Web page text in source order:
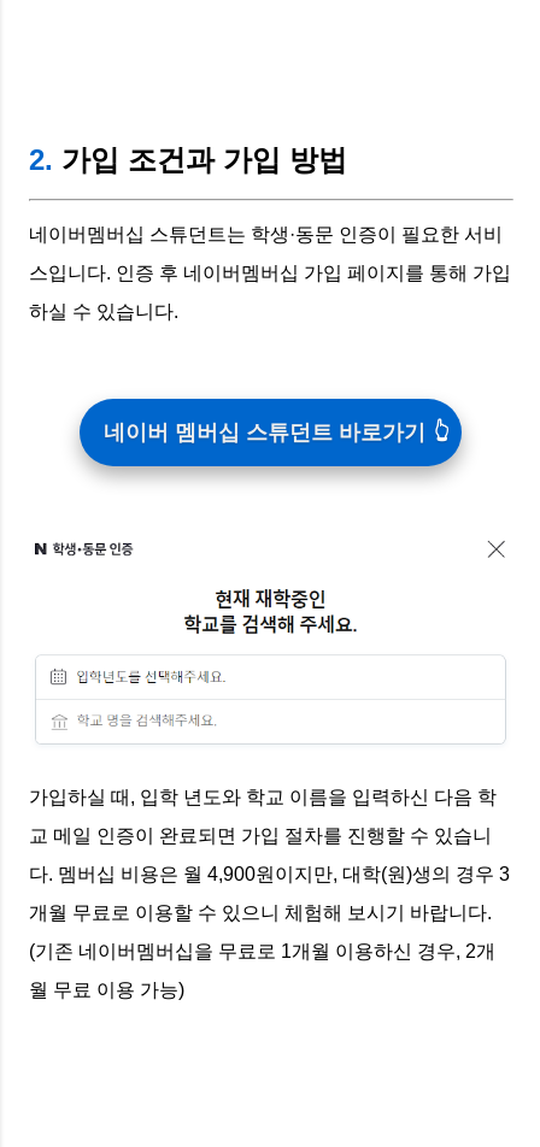
2. 가입 조건과 가입 방법
네이버멤버십 스튜던트는 학생·동문 인증이 필요한 서비
스입니다. 인증 후 네이버멤버십 가입 페이지를 통해 가입
하실 수 있습니다.
네이버 멤버십 스튜던트 바로가기
가입하실 때, 입학 년도와 학교 이름을 입력하신 다음 학
교 메일 인증이 완료되면 가입 절차를 진행할 수 있습니
다. 멤버십 비용은 월 4,900원이지만, 대학(원)생의 경우 3
개월 무료로 이용할 수 있으니 체험해 보시기 바랍니다.
(기존 네이버멤버십을 무료로 1개월 이용하신 경우, 2개
월 무료 이용 가능)